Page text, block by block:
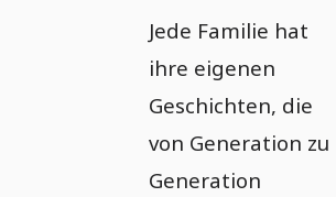
Jede Familie hat
ihre eigenen
Geschichten, die
von Generation zu
Generation